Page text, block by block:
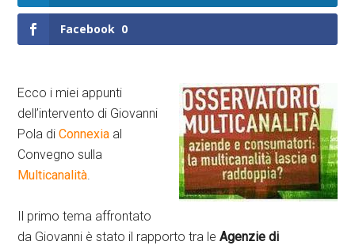
Facebook 0
Ecco i miei appunti
dell’intervento di Giovanni
Pola diConnexia al
Convegno sulla
Multicanalità.
Il primo tema affrontato
da Giovanni è stato il rapporto tra leAgenzie di